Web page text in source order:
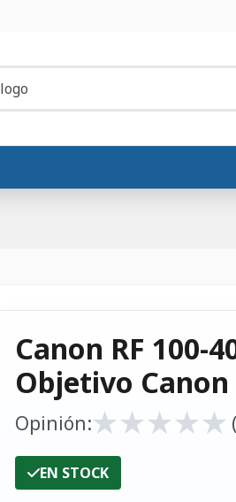
Canon RF 100-
Objetivo Canon
Opinión:★
★★
★★
★★
★★
★
EN STOCK